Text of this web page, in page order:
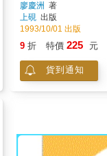
廖慶洲 著
上硯 出版
1993/10/01 出版
9 折 特價 225 元
貨到通知